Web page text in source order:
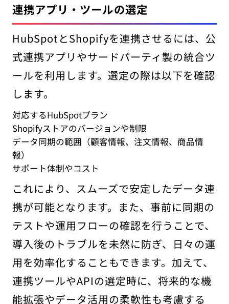
連携アプリ・ツールの選定
HubSpotとShopifyを連携させるには、公
式連携アプリやサードパーティ製の統合ツ
ールを利用します。選定の際は以下を確認
します。
対応するHubSpotプラン
Shopifyストアのバージョンや制限
データ同期の範囲（顧客情報、注文情報、商品情
報）
サポート体制やコスト
これにより、スムーズで安定したデータ連
携が可能となります。また、事前に同期の
テストや運用フローの確認を行うことで、
導入後のトラブルを未然に防ぎ、日々の運
用を効率化することもできます。加えて、
連携ツールやAPIの選定時に、将来的な機
能拡張やデータ活用の柔軟性も考慮する